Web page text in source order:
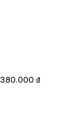
380.000 ₫